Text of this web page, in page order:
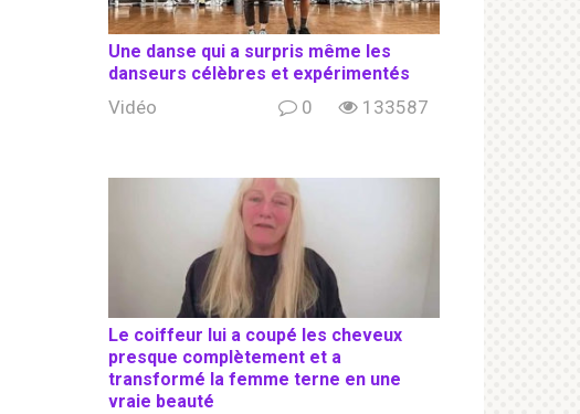
Une danse qui a surpris même les
danseurs célèbres et expérimentés
Vidéo 0 133587
Le coiffeur lui a coupé les cheveux
presque complètement et a
transformé la femme terne en une
vraie beauté